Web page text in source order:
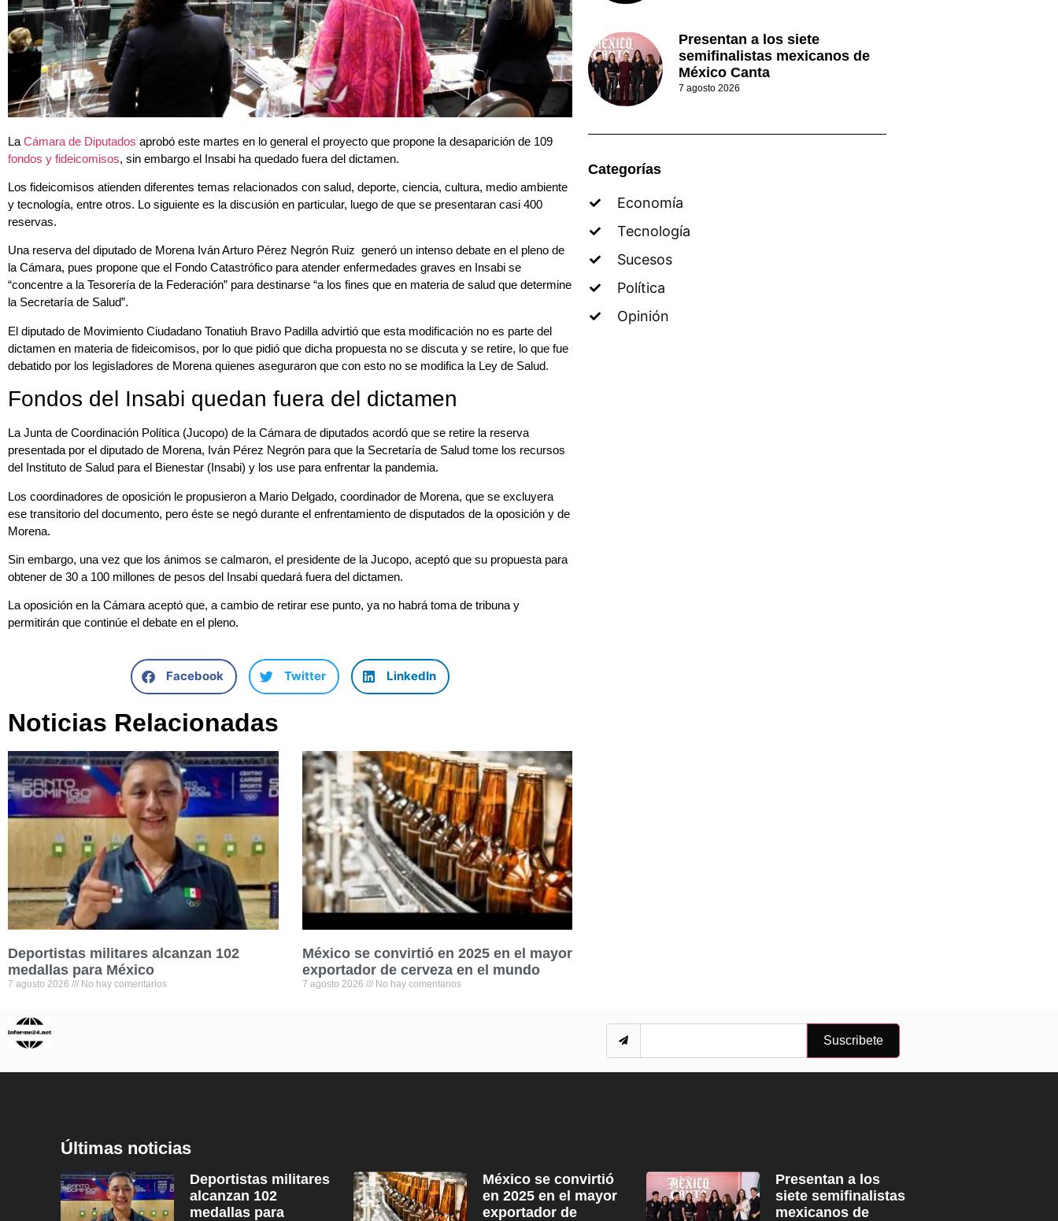
La Cámara de Diputados aprobó este martes en lo general el proyecto que propone la desaparición de 109
fondos y fideicomisos , sin embargo el Insabi ha quedado fuera del dictamen.
Los fideicomisos atienden diferentes temas relacionados con salud, deporte, ciencia, cultura, medio ambiente
y tecnología, entre otros. Lo siguiente es la discusión en particular, luego de que se presentaran casi 400
reservas.
Una reserva del diputado de Morena Iván Arturo Pérez Negrón Ruiz generó un intenso debate en el pleno de
la Cámara, pues propone que el Fondo Catastrófico para atender enfermedades graves en Insabi se
“concentre a la Tesorería de la Federación” para destinarse “a los fines que en materia de salud que determine
la Secretaría de Salud”.
El diputado de Movimiento Ciudadano Tonatiuh Bravo Padilla advirtió que esta modificación no es parte del
dictamen en materia de fideicomisos, por lo que pidió que dicha propuesta no se discuta y se retire, lo que fue
debatido por los legisladores de Morena quienes aseguraron que con esto no se modifica la Ley de Salud.
Fondos del Insabi quedan fuera del dictamen
La Junta de Coordinación Política (Jucopo) de la Cámara de diputados acordó que se retire la reserva
presentada por el diputado de Morena, Iván Pérez Negrón para que la Secretaría de Salud tome los recursos
del Instituto de Salud para el Bienestar (Insabi) y los use para enfrentar la pandemia.
Los coordinadores de oposición le propusieron a Mario Delgado, coordinador de Morena, que se excluyera
ese transitorio del documento, pero éste se negó durante el enfrentamiento de disputados de la oposición y de
Morena.
Sin embargo, una vez que los ánimos se calmaron, el presidente de la Jucopo, aceptó que su propuesta para
obtener de 30 a 100 millones de pesos del Insabi quedará fuera del dictamen.
La oposición en la Cámara aceptó que, a cambio de retirar ese punto, ya no habrá toma de tribuna y
permitirán que continúe el debate en el pleno.
Facebook Twitter LinkedIn
Noticias Relacionadas
Deportistas militares alcanzan 102
medallas para México
7 agosto 2026 No hay comentarios
México se convirtió en 2025 en el mayor
exportador de cerveza en el mundo
7 agosto 2026 No hay comentarios
Presentan a los siete
semifinalistas mexicanos de
México Canta
7 agosto 2026
Categorías
Economía
Tecnología
Sucesos
Política
Opinión
Suscribete
Últimas noticias
Deportistas militares
alcanzan 102
medallas para
México se convirtió
en 2025 en el mayor
exportador de
Presentan a los
siete semifinalistas
mexicanos de